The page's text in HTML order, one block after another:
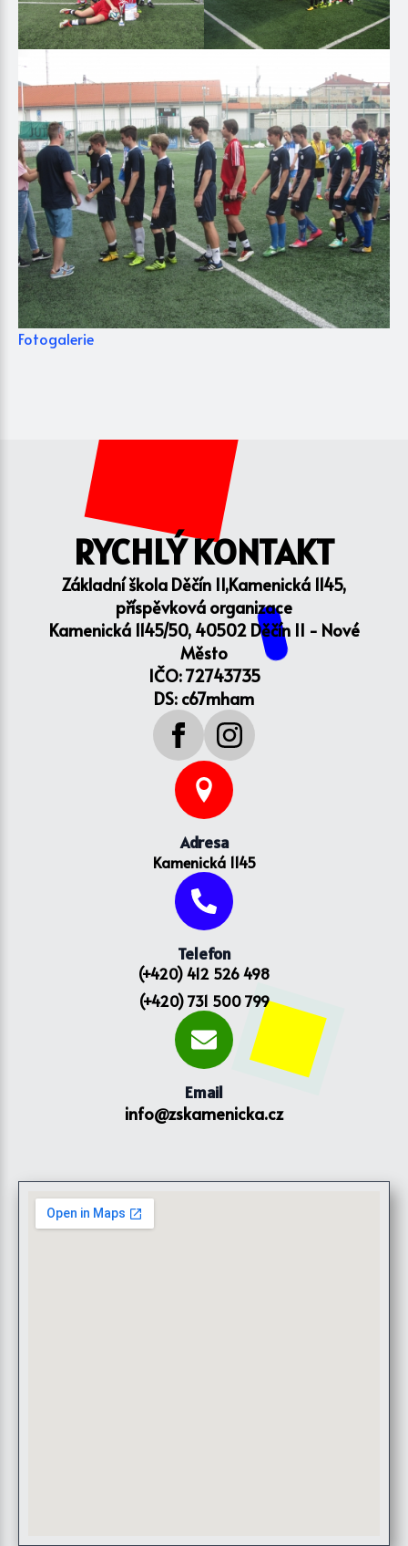
Fotogalerie
RYCHLÝ KONTAKT
Základní škola Děčín II,Kamenická 1145,
příspěvková organizace
Kamenická 1145/50, 40502 Děčín II - Nové
Město
IČO: 72743735
DS: c67mham
Adresa
Kamenická 1145
Telefon
(+420) 412 526 498
(+420) 731 500 799
Email
info@zskamenicka.cz